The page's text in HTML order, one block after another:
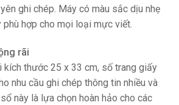
ghi chép. Máy có màu sắc dịu nhẹ
hợp cho mọi loại mực viết.
rãi
kích thước 25 x 33 cm, số trang giấy
nhu cầu ghi chép thông tin nhiều và
này là lựa chọn hoàn hảo cho các